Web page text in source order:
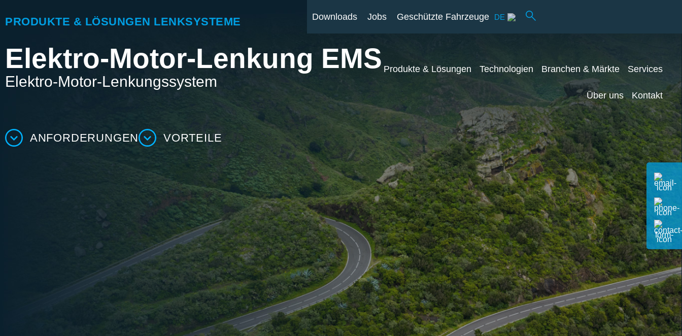
Downloads Jobs Geschützte Fahrzeuge DE
Produkte & Lösungen Technologien Branchen & Märkte Services
Über uns Kontakt
PRODUKTE & LÖSUNGEN LENKSYSTEME
Elektro-Motor-Lenkung EMS
Elektro-Motor-Lenkungssystem
ANFORDERUNGEN VORTEILE